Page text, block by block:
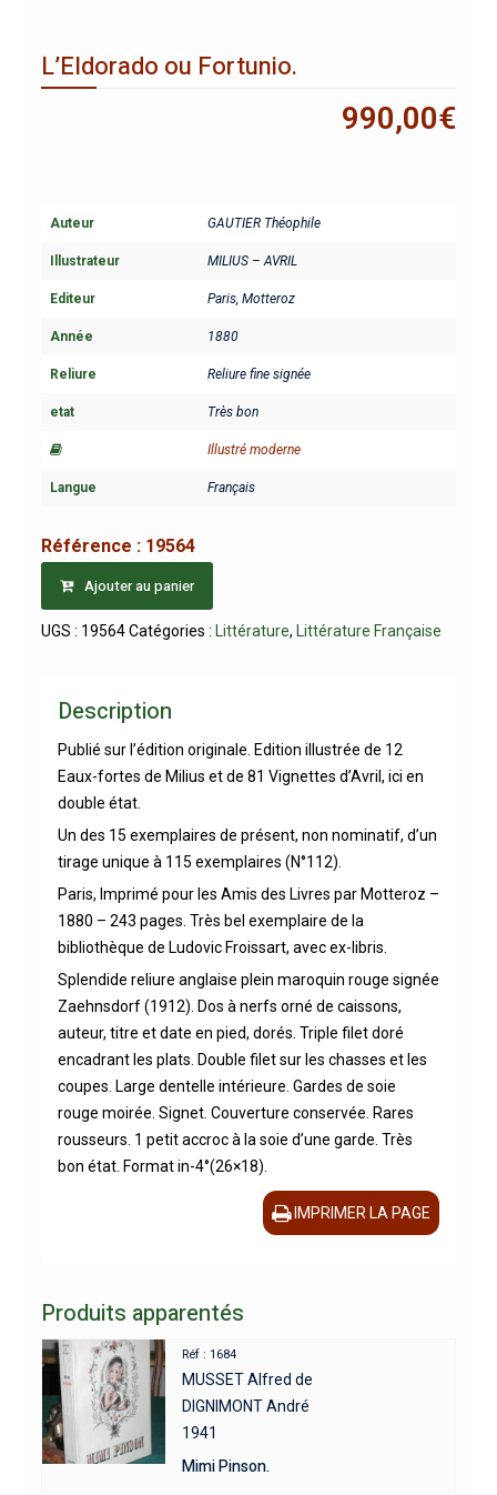
L’Eldorado ou Fortunio.
990,00€
Auteur GAUTIER Théophile
Illustrateur MILIUS – AVRIL
Editeur Paris, Motteroz
Année 1880
Reliure Reliure fine signée
etat Très bon
Illustré moderne
Langue Français
Référence : 19564
Ajouter au panier
UGS : 19564 Catégories : Littérature, Littérature Française
Description
Publié sur l’édition originale. Edition illustrée de 12
Eaux-fortes de Milius et de 81 Vignettes d’Avril, ici en
double état.
Un des 15 exemplaires de présent, non nominatif, d’un
tirage unique à 115 exemplaires (N°112).
Paris, Imprimé pour les Amis des Livres par Motteroz –
1880 – 243 pages. Très bel exemplaire de la
bibliothèque de Ludovic Froissart, avec ex-libris.
Splendide reliure anglaise plein maroquin rouge signée
Zaehnsdorf (1912). Dos à nerfs orné de caissons,
auteur, titre et date en pied, dorés. Triple filet doré
encadrant les plats. Double filet sur les chasses et les
coupes. Large dentelle intérieure. Gardes de soie
rouge moirée. Signet. Couverture conservée. Rares
rousseurs. 1 petit accroc à la soie d’une garde. Très
bon état. Format in-4°(26×18).
IMPRIMER LA PAGE
Produits apparentés
Réf : 1684
MUSSET Alfred de
DIGNIMONT André
1941
Mimi Pinson.